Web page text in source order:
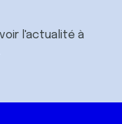
l'actualité à